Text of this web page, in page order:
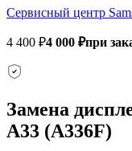
Сервисный центр
4 400 ₽4 000 ₽при
Замена
A33 (A336F)